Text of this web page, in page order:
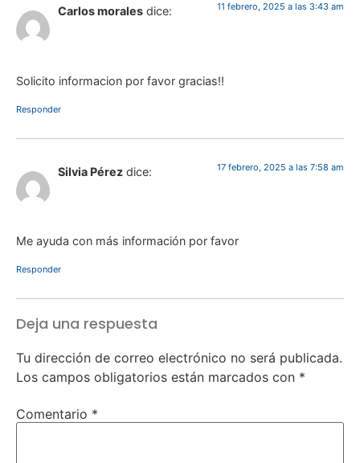
Carlos morales dice: 11 febrero, 2025 a las 3:43 am
Solicito informacion por favor gracias!!
Responder
Silvia Pérez dice: 17 febrero, 2025 a las 7:58 am
Me ayuda con más información por favor
Responder
Deja una respuesta
Tu dirección de correo electrónico no será publicada.
Los campos obligatorios están marcados con *
Comentario *